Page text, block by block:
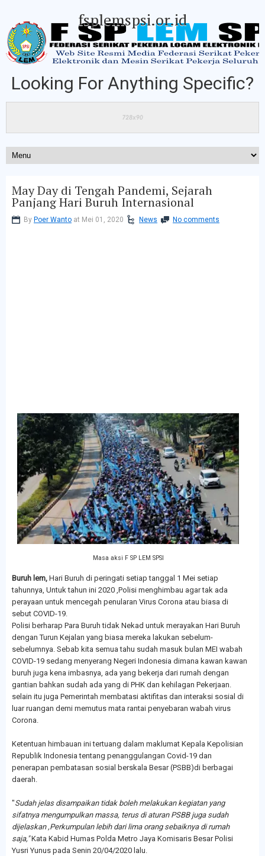
fsplemspsi.or.id
Looking For Anything Specific?
May Day di Tengah Pandemi, Sejarah
Panjang Hari Buruh Internasional
By Poer Wanto at Mei 01, 2020 News No comments
Masa aksi F SP LEM SPSI
Buruh lem, Hari Buruh di peringati setiap tanggal 1 Mei setiap
tahunnya, Untuk tahun ini 2020 ,Polisi menghimbau agar tak ada
perayaan untuk mencegah penularan Virus Corona atau biasa di
sebut COVID-19.
Polisi berharap Para Buruh tidak Nekad untuk merayakan Hari Buruh
dengan Turun Kejalan yang biasa mereka lakukan sebelum-
sebelumnya. Sebab kita semua tahu sudah masuk bulan MEI wabah
COVID-19 sedang menyerang Negeri Indonesia dimana kawan kawan
buruh juga kena imbasnya, ada yang bekerja dari rumah dengan
gantian bahkan sudah ada yang di PHK dan kehilagan Pekerjaan.
selain itu juga Pemerintah membatasi aktifitas dan interaksi sosial di
luar ruangan demi memutus mata rantai penyebaran wabah virus
Corona.
Ketentuan himbauan ini tertuang dalam maklumat Kepala Kepolisian
Republik Indonesia tentang penanggulangan Covid-19 dan
penerapan pembatasan sosial berskala Besar (PSBB)di berbagai
daerah.
"Sudah jelas disampaikan tidak boleh melakukan kegiatan yang
sifatnya mengumpulkan massa, terus di aturan PSBB juga sudah
dijelaskan ,Perkumpulan lebih dari lima orang sebaiknya di rumah
saja,"Kata Kabid Humas Polda Metro Jaya Komisaris Besar Polisi
Yusri Yunus pada Senin 20/04/2020 lalu.